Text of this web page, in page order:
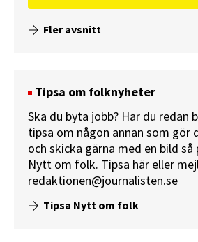
Fler avsnitt
Tipsa om folknyheter
Ska du byta jobb? Har du redan
tipsa om någon annan som gör
och skicka gärna med en bild så
Nytt om folk. Tipsa här eller
redaktionen@journalisten.se
Tipsa Nytt om folk